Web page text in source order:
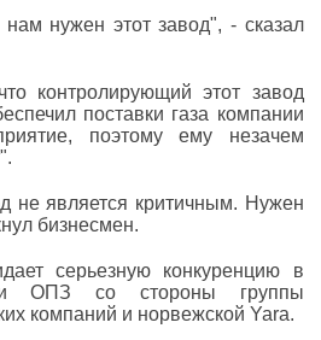
нужен этот завод", - сказал
контролирующий этот завод
поставки газа компании
поэтому ему незачем
не является критичным. Нужен
бизнесмен.
серьезную конкуренцию в
ОПЗ со стороны группы
компаний и норвежской Yara.